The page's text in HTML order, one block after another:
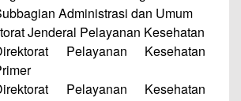
Administrasi dan Umum
Jenderal Pelayanan Kesehatan
Pelayanan Kesehatan
Pelayanan Kesehatan